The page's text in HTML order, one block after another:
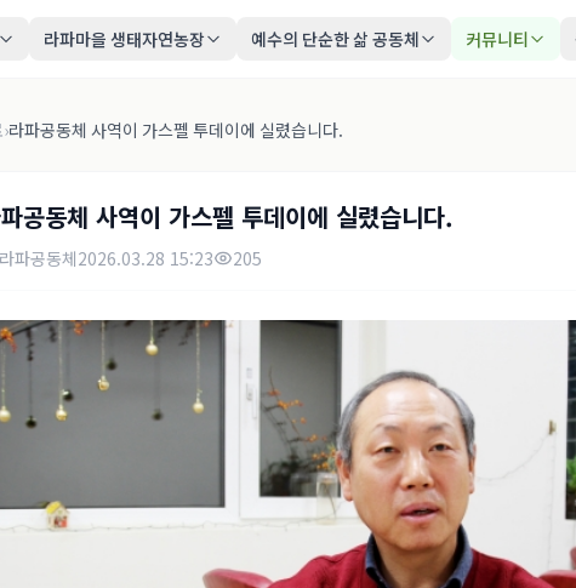
라파마을 생태자연농장 예수의 단순한 삶 공동체 커뮤니티
›라파공동체 사역이 가스펠 투데이에 실렸습니다.
공동체 사역이 가스펠 투데이에 실렸습니다.
라파공동체2026.03.28 15:23 205